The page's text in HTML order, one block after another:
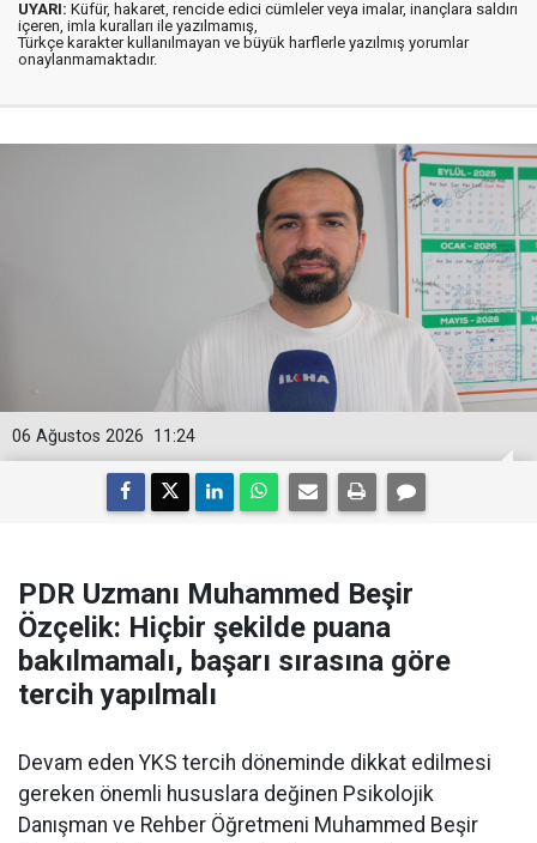
UYARI: Küfür, hakaret, rencide edici cümleler veya imalar, inançlara saldırı
içeren, imla kuralları ile yazılmamış,
Türkçe karakter kullanılmayan ve büyük harflerle yazılmış yorumlar
onaylanmamaktadır.
11:24
06 Ağustos 2026
PDR Uzmanı Muhammed Beşir
Özçelik: Hiçbir şekilde puana
bakılmamalı, başarı sırasına göre
tercih yapılmalı
Devam eden YKS tercih döneminde dikkat edilmesi
gereken önemli hususlara değinen Psikolojik
Danışman ve Rehber Öğretmeni Muhammed Beşir